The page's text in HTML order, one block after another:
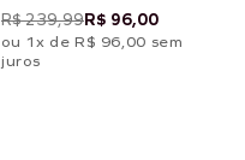
Corda
R$ 239,99R$ 96,00
ou 1x de R$ 96,00 sem
juros